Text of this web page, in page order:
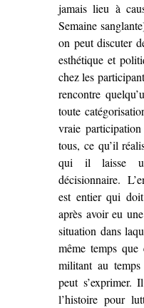
jamais lieu à
Semaine
on peut discuter
esthétique et
chez les
rencontre
toute
vraie
tous, ce qu’il
qui il laisse
décisionnaire.
est entier qui
après avoir eu
situation dans
même temps que
militant au
peut s’exprimer.
l’histoire pour